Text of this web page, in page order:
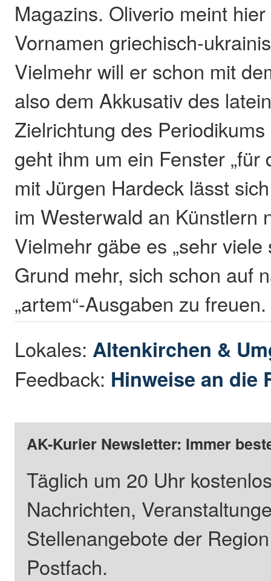
Magazins. Oliverio meint
Vornamen griechisch-
Vielmehr will er schon mit
also dem Akkusativ des
Zielrichtung des
geht ihm um ein Fenster „für
mit Jürgen Hardeck lässt
im Westerwald an Künstlern
Vielmehr gäbe es „sehr viele
Grund mehr, sich schon auf
„artem“-Ausgaben zu
Lokales: Altenkirchen &
Feedback: Hinweise an die
AK-Kurier Newsletter: Immer
Täglich um 20 Uhr
Nachrichten,
Stellenangebote der
Postfach.